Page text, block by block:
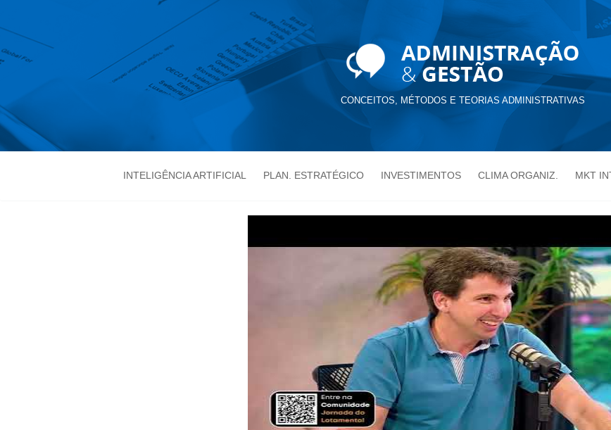
CONCEITOS, MÉTODOS E TEORIAS ADMINISTRATIVAS
INTELIGÊNCIA ARTIFICIAL PLAN. ESTRATÉGICO INVESTIMENTOS CLIMA ORGANIZ. MKT